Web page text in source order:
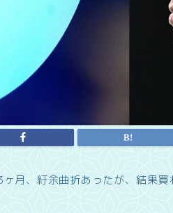
月、紆余曲折あったが、結果買